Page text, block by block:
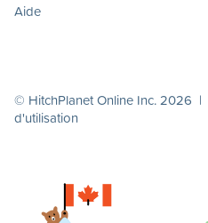
Aide
© HitchPlanet Online Inc. 2026 |
d'utilisation